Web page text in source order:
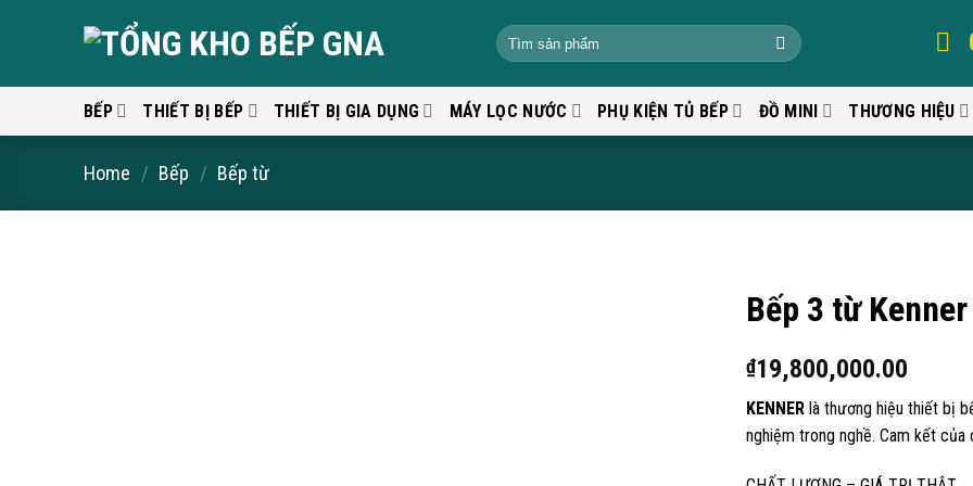
BẾP THIẾT BỊ BẾP THIẾT BỊ GIA DỤNG MÁY LỌC NƯỚC PHỤ KIỆN TỦ BẾP ĐỒ MINI THƯƠNG HIỆU
Home / Bếp / Bếp từ
Bếp 3 từ
₫19,800,000.00
KENNER là thương hiệu thiết bị
nghiệm trong nghề. Cam kết của